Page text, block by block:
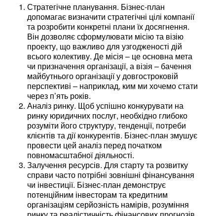
Стратегічне планування. Бізнес-план
допомагає визначити стратегічні цілі компанії
та розробити конкретні плани їх досягнення.
Він дозволяє сформулювати місію та візію
проекту, що важливо для узгодженості дій
всього колективу. Де місія – це основна мета
чи призначення організації, а візія – бачення
майбутнього організації у довгостроковій
перспективі – наприклад, ким ми хочемо стати
через п’ять років.
Аналіз ринку. Щоб успішно конкурувати на
ринку юридичних послуг, необхідно глибоко
розуміти його структуру, тенденції, потреби
клієнтів та дії конкурентів. Бізнес-план змушує
провести цей аналіз перед початком
повномасштабної діяльності.
Залучення ресурсів. Для старту та розвитку
справи часто потрібні зовнішні фінансування
чи інвестиції. Бізнес-план демонструє
потенційним інвесторам та кредитним
організаціям серйозність намірів, розуміння